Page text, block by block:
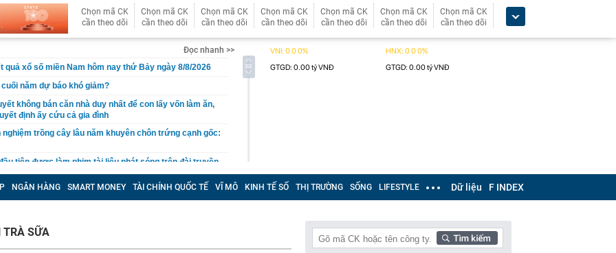
Chọn mã CK
cần theo dõi
Chọn mã CK
cần theo dõi
Chọn mã CK
cần theo dõi
Chọn mã CK
cần theo dõi
Chọn mã CK
cần theo dõi
Chọn mã CK
cần theo dõi
Chọn mã CK
cần theo dõi
Đọc nhanh >>
quả xổ số miền Nam hôm nay thứ Bảy ngày 8/8/2026
năm dự báo khó giảm?
không bán căn nhà duy nhất để con lấy vốn làm ăn,
định ấy cứu cả gia đình
trồng cây lâu năm khuyên chôn trứng cạnh gốc:
tiên được làm phim tài liệu phát sóng trên đài truyền
chiếm top 1 hot search Naver
bát, đĩa trong nhà, công an bắt Sùng Thị Dụ 47 tuổi
Nguyễn Văn Thắng: Xử lý đến cùng các vướng mắc,
nghiệp đi vòng
NGÂN HÀNG SMART MONEY TÀI CHÍNH QUỐC TẾ VĨ MÔ KINH TẾ SỐ THỊ TRƯỜNG SỐNG LIFESTYLE Dữ liệu F INDEX
TRÀ SỮA